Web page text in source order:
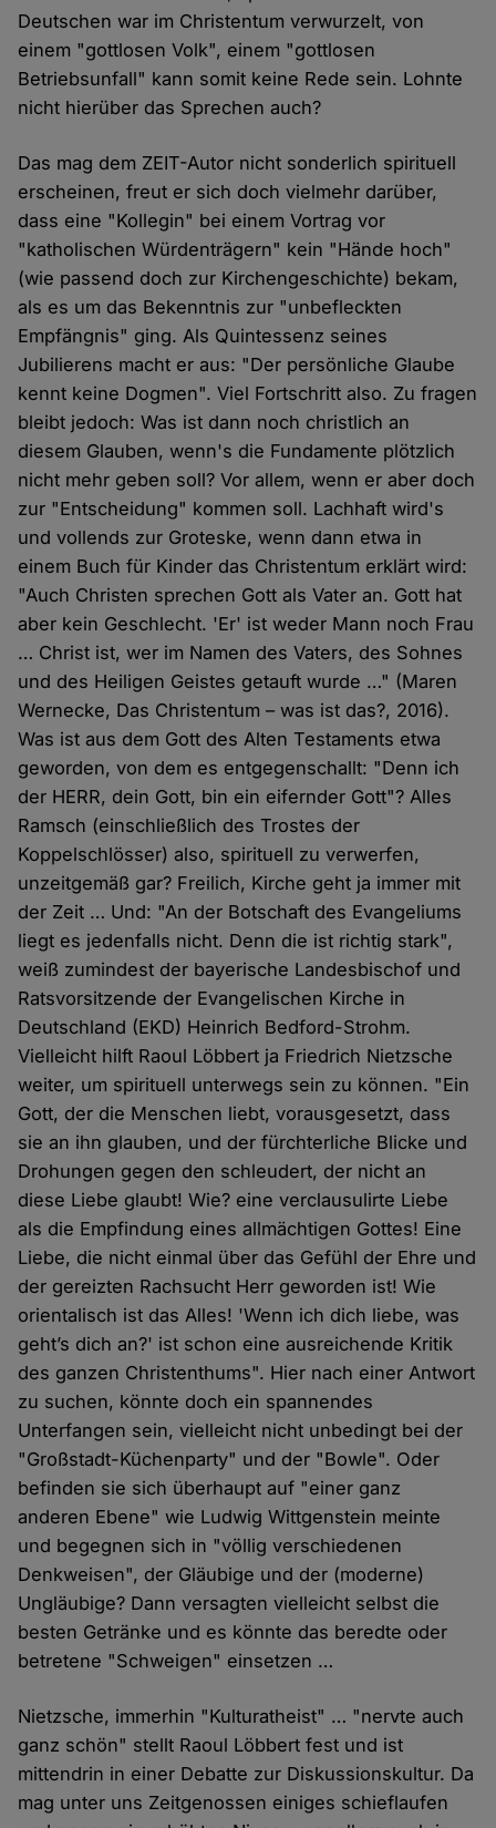
Deutschen war im Christentum verwurzelt, von
einem "gottlosen Volk", einem "gottlosen
Betriebsunfall" kann somit keine Rede sein. Lohnte
nicht hierüber das Sprechen auch?
Das mag dem ZEIT-Autor nicht sonderlich spirituell
erscheinen, freut er sich doch vielmehr darüber,
dass eine "Kollegin" bei einem Vortrag vor
"katholischen Würdenträgern" kein "Hände hoch"
(wie passend doch zur Kirchengeschichte) bekam,
als es um das Bekenntnis zur "unbefleckten
Empfängnis" ging. Als Quintessenz seines
Jubilierens macht er aus: "Der persönliche Glaube
kennt keine Dogmen". Viel Fortschritt also. Zu fragen
bleibt jedoch: Was ist dann noch christlich an
diesem Glauben, wenn's die Fundamente plötzlich
nicht mehr geben soll? Vor allem, wenn er aber doch
zur "Entscheidung" kommen soll. Lachhaft wird's
und vollends zur Groteske, wenn dann etwa in
einem Buch für Kinder das Christentum erklärt wird:
"Auch Christen sprechen Gott als Vater an. Gott hat
aber kein Geschlecht. 'Er' ist weder Mann noch Frau
… Christ ist, wer im Namen des Vaters, des Sohnes
und des Heiligen Geistes getauft wurde …" (Maren
Wernecke, Das Christentum – was ist das?, 2016).
Was ist aus dem Gott des Alten Testaments etwa
geworden, von dem es entgegenschallt: "Denn ich
der HERR, dein Gott, bin ein eifernder Gott"? Alles
Ramsch (einschließlich des Trostes der
Koppelschlösser) also, spirituell zu verwerfen,
unzeitgemäß gar? Freilich, Kirche geht ja immer mit
der Zeit … Und: "An der Botschaft des Evangeliums
liegt es jedenfalls nicht. Denn die ist richtig stark",
weiß zumindest der bayerische Landesbischof und
Ratsvorsitzende der Evangelischen Kirche in
Deutschland (EKD) Heinrich Bedford-Strohm.
Vielleicht hilft Raoul Löbbert ja Friedrich Nietzsche
weiter, um spirituell unterwegs sein zu können. "Ein
Gott, der die Menschen liebt, vorausgesetzt, dass
sie an ihn glauben, und der fürchterliche Blicke und
Drohungen gegen den schleudert, der nicht an
diese Liebe glaubt! Wie? eine verclausulirte Liebe
als die Empfindung eines allmächtigen Gottes! Eine
Liebe, die nicht einmal über das Gefühl der Ehre und
der gereizten Rachsucht Herr geworden ist! Wie
orientalisch ist das Alles! 'Wenn ich dich liebe, was
geht’s dich an?' ist schon eine ausreichende Kritik
des ganzen Christenthums". Hier nach einer Antwort
zu suchen, könnte doch ein spannendes
Unterfangen sein, vielleicht nicht unbedingt bei der
"Großstadt-Küchenparty" und der "Bowle". Oder
befinden sie sich überhaupt auf "einer ganz
anderen Ebene" wie Ludwig Wittgenstein meinte
und begegnen sich in "völlig verschiedenen
Denkweisen", der Gläubige und der (moderne)
Ungläubige? Dann versagten vielleicht selbst die
besten Getränke und es könnte das beredte oder
betretene "Schweigen" einsetzen …
Nietzsche, immerhin "Kulturatheist" … "nervte auch
ganz schön" stellt Raoul Löbbert fest und ist
mittendrin in einer Debatte zur Diskussionskultur. Da
mag unter uns Zeitgenossen einiges schieflaufen